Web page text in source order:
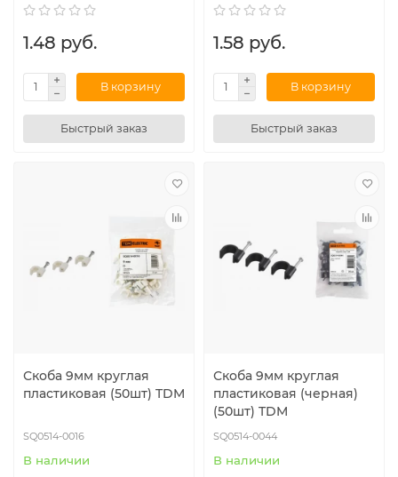
1.48 руб.
В корзину
Быстрый заказ
1.58 руб.
В корзину
Быстрый заказ
Скоба 9мм круглая
пластиковая (50шт) TDM
SQ0514-0016
В наличии
Скоба 9мм круглая
пластиковая (черная)
(50шт) TDM
SQ0514-0044
В наличии